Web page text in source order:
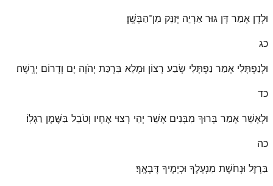
וּלְדָן אָמַר דָּן גּוּר אַרְיֵה יְזַנֵּק מִן־הַבָּשָֽׁן׃
כג
וּלְנַפְתָּלִי אָמַר נַפְתָּלִי שְׂבַע רָצוֹן וּמָלֵא בִּרְכַּת יְהֹוָה יָם וְדָרוֹם יְרָֽשָׁה׃
כד
וּלְאָשֵׁר אָמַר בָּרוּךְ מִבָּנִים אָשֵׁר יְהִי רְצוּי אֶחָיו וְטֹבֵל בַּשֶּׁמֶן רַגְלֽוֹ׃
כה
בַּרְזֶל וּנְחֹשֶׁת מִנְעָלֶךָ וּכְיָמֶיךָ דׇּבְאֶֽךָ׃